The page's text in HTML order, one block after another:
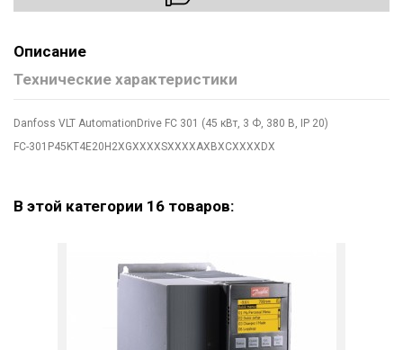
Описание
Технические характеристики
Danfoss VLT AutomationDrive FC 301 (45 кВт, 3 Ф, 380 В, IP 20)
FC-301P45KT4E20H2XGXXXXSXXXXAXBXCXXXXDX
В этой категории 16 товаров: